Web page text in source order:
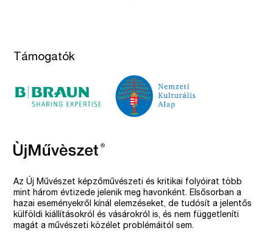
Támogatók
Az Új Művészet képzőművészeti és kritikai folyóirat több
mint három évtizede jelenik meg havonként. Elsősorban a
hazai eseményekről kínál elemzéseket, de tudósít a jelentős
külföldi kiállításokról és vásárokról is, és nem függetleníti
magát a művészeti közélet problémáitól sem.